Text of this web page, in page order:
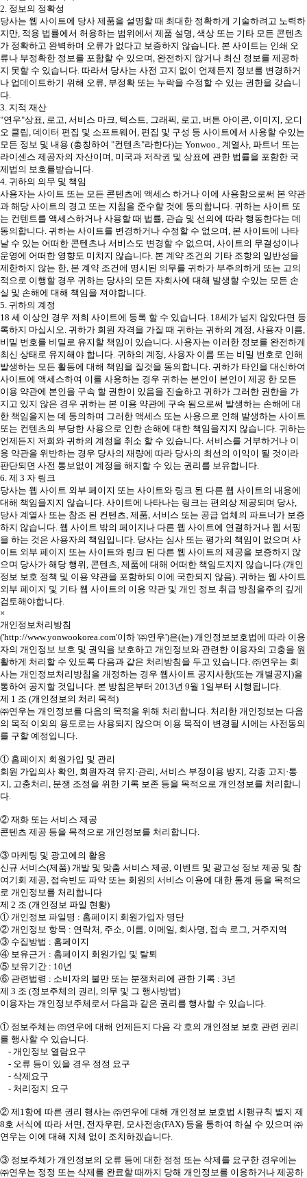
2. 정보의 정확성
당사는 웹 사이트에 당사 제품을 설명할 때 최대한 정확하게 기술하려고 노력하
지만, 적용 법률에서 허용하는 범위에서 제품 설명, 색상 또는 기타 모든 콘텐츠
가 정확하고 완벽하며 오류가 없다고 보증하지 않습니다. 본 사이트는 인쇄 오
류나 부정확한 정보를 포함할 수 있으며, 완전하지 않거나 최신 정보를 제공하
지 못할 수 있습니다. 따라서 당사는 사전 고지 없이 언제든지 정보를 변경하거
나 업데이트하기 위해 오류, 부정확 또는 누락을 수정할 수 있는 권한을 갖습니
다.
3. 지적 재산
"연우"상표, 로고, 서비스 마크, 텍스트, 그래픽, 로고, 버튼 아이콘, 이미지, 오디
오 클립, 데이터 편집 및 소프트웨어, 편집 및 구성 등 사이트에서 사용할 수있는
모든 정보 및 내용 (총칭하여 "컨텐츠"라한다)는 Yonwoo., 계열사, 파트너 또는
라이센스 제공자의 자산이며, 미국과 저작권 및 상표에 관한 법률을 포함한 국
제법의 보호를받습니다.
4. 귀하의 의무 및 책임
사용자는 사이트 또는 모든 콘텐츠에 액세스 하거나 이에 사용함으로써 본 약관
과 해당 사이트의 경고 또는 지침을 준수할 것에 동의합니다. 귀하는 사이트 또
는 컨텐트를 액세스하거나 사용할 때 법률, 관습 및 선의에 따라 행동한다는 데
동의합니다. 귀하는 사이트를 변경하거나 수정할 수 없으며, 본 사이트에 나타
날 수 있는 어떠한 콘텐츠나 서비스도 변경할 수 없으며, 사이트의 무결성이나
운영에 어떠한 영향도 미치지 않습니다. 본 계약 조건의 기타 조항의 일반성을
제한하지 않는 한, 본 계약 조건에 명시된 의무를 귀하가 부주의하게 또는 고의
적으로 이행할 경우 귀하는 당사의 모든 자회사에 대해 발생할 수있는 모든 손
실 및 손해에 대해 책임을 져야합니다.
5. 귀하의 계정
18 세 이상인 경우 저희 사이트에 등록 할 수 있습니다. 18세가 넘지 않았다면 등
록하지 마십시오. 귀하가 회원 자격을 가질 때 귀하는 귀하의 계정, 사용자 이름,
비밀 번호를 비밀로 유지할 책임이 있습니다. 사용자는 이러한 정보를 완전하게
최신 상태로 유지해야 합니다. 귀하의 계정, 사용자 이름 또는 비밀 번호로 인해
발생하는 모든 활동에 대해 책임을 질것을 동의합니다. 귀하가 타인을 대신하여
사이트에 액세스하여 이를 사용하는 경우 귀하는 본인이 본인이 제공 한 모든
이용 약관에 본인을 구속 할 권한이 있음을 진술하고 귀하가 그러한 권한을 가
지고 있지 않은 경우 귀하는 본 이용 약관에 구속 됨으로써 발생하는 손해에 대
한 책임을지는 데 동의하며 그러한 액세스 또는 사용으로 인해 발생하는 사이트
또는 컨텐츠의 부당한 사용으로 인한 손해에 대한 책임을지지 않습니다. 귀하는
언제든지 저희와 귀하의 계정을 취소 할 수 있습니다. 서비스를 거부하거나 이
용 약관을 위반하는 경우 당사의 재량에 따라 당사의 최선의 이익이 될 것이라
판단되면 사전 통보없이 계정을 해지할 수 있는 권리를 보유합니다.
6. 제 3 자 링크
당사는 웹 사이트 외부 페이지 또는 사이트와 링크 된 다른 웹 사이트의 내용에
대해 책임을지지 않습니다. 사이트에 나타나는 링크는 편의상 제공되며 당사,
당사 계열사 또는 참조 된 컨텐츠, 제품, 서비스 또는 공급 업체의 파트너가 보증
하지 않습니다. 웹 사이트 밖의 페이지나 다른 웹 사이트에 연결하거나 웹 서핑
을 하는 것은 사용자의 책임입니다. 당사는 심사 또는 평가의 책임이 없으며 사
이트 외부 페이지 또는 사이트와 링크 된 다른 웹 사이트의 제공을 보증하지 않
으며 당사가 해당 행위, 콘텐츠, 제품에 대해 어떠한 책임도지지 않습니다.(개인
정보 보호 정책 및 이용 약관을 포함하되 이에 국한되지 않음). 귀하는 웹 사이트
외부 페이지 및 기타 웹 사이트의 이용 약관 및 개인 정보 취급 방침을주의 깊게
검토해야합니다.
×
개인정보처리방침
('http://www.yonwookorea.com'이하 '㈜연우')은(는) 개인정보보호법에 따라 이용
자의 개인정보 보호 및 권익을 보호하고 개인정보와 관련한 이용자의 고충을 원
활하게 처리할 수 있도록 다음과 같은 처리방침을 두고 있습니다. ㈜연우는 회
사는 개인정보처리방침을 개정하는 경우 웹사이트 공지사항(또는 개별공지)을
통하여 공지할 것입니다. 본 방침은부터 2013년 9월 1일부터 시행됩니다.
제 1 조 (개인정보의 처리 목적)
㈜연우는 개인정보를 다음의 목적을 위해 처리합니다. 처리한 개인정보는 다음
의 목적 이외의 용도로는 사용되지 않으며 이용 목적이 변경될 시에는 사전동의
를 구할 예정입니다.
① 홈페이지 회원가입 및 관리
회원 가입의사 확인, 회원자격 유지·관리, 서비스 부정이용 방지, 각종 고지·통
지, 고충처리, 분쟁 조정을 위한 기록 보존 등을 목적으로 개인정보를 처리합니
다.
② 재화 또는 서비스 제공
콘텐츠 제공 등을 목적으로 개인정보를 처리합니다.
③ 마케팅 및 광고에의 활용
신규 서비스(제품) 개발 및 맞춤 서비스 제공, 이벤트 및 광고성 정보 제공 및 참
여기회 제공, 접속빈도 파악 또는 회원의 서비스 이용에 대한 통계 등을 목적으
로 개인정보를 처리합니다
제 2 조 (개인정보 파일 현황)
① 개인정보 파일명 : 홈페이지 회원가입자 명단
② 개인정보 항목 : 연락처, 주소, 이름, 이메일, 회사명, 접속 로그, 거주지역
③ 수집방법 : 홈페이지
④ 보유근거 : 홈페이지 회원가입 및 탈퇴
⑤ 보유기간 : 10년
⑥ 관련법령 : 소비자의 불만 또는 분쟁처리에 관한 기록 : 3년
제 3 조 (정보주체의 권리, 의무 및 그 행사방법)
이용자는 개인정보주체로서 다음과 같은 권리를 행사할 수 있습니다.
① 정보주체는 ㈜연우에 대해 언제든지 다음 각 호의 개인정보 보호 관련 권리
를 행사할 수 있습니다.
- 개인정보 열람요구
- 오류 등이 있을 경우 정정 요구
- 삭제요구
- 처리정지 요구
② 제1항에 따른 권리 행사는 ㈜연우에 대해 개인정보 보호법 시행규칙 별지 제
8호 서식에 따라 서면, 전자우편, 모사전송(FAX) 등을 통하여 하실 수 있으며 ㈜
연우는 이에 대해 지체 없이 조치하겠습니다.
③ 정보주체가 개인정보의 오류 등에 대한 정정 또는 삭제를 요구한 경우에는
㈜연우는 정정 또는 삭제를 완료할 때까지 당해 개인정보를 이용하거나 제공하